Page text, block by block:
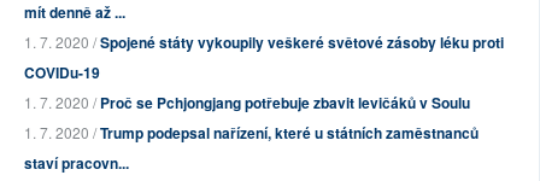
mít denně až ...
1. 7. 2020 /Spojené státy vykoupily veškeré světové zásoby léku proti
COVIDu-19
1. 7. 2020 /Proč se Pchjongjang potřebuje zbavit levičáků v Soulu
1. 7. 2020 /Trump podepsal nařízení, které u státních zaměstnanců
staví pracovn...